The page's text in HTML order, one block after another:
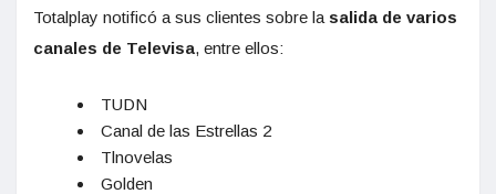
Totalplay notificó a sus clientes sobre la salida de varios
canales de Televisa, entre ellos:
TUDN
Canal de las Estrellas 2
Tlnovelas
Golden